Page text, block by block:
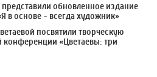
представили обновленное издание
в основе - всегда художник»
посвятили творческую
«Цветаевы: три